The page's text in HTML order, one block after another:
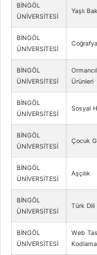
BİNGÖL
ÜNİVERSİTESİ
Yaşlı
BİNGÖL
ÜNİVERSİTESİ
Coğrafya
BİNGÖL
ÜNİVERSİTESİ
Ürünleri
BİNGÖL
ÜNİVERSİTESİ
Sosyal
BİNGÖL
ÜNİVERSİTESİ
Çocuk
BİNGÖL
ÜNİVERSİTESİ
Aşçılık
BİNGÖL
ÜNİVERSİTESİ
Türk Dili
BİNGÖL
ÜNİVERSİTESİ
Web
Kodlama